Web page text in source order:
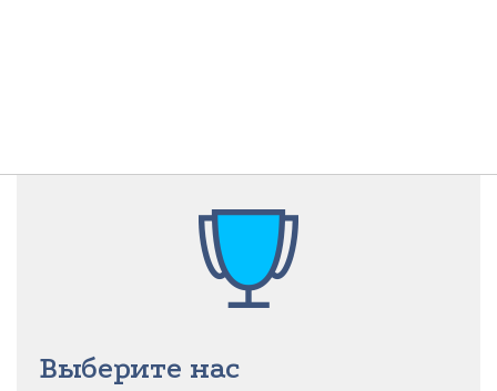
Выберите нас